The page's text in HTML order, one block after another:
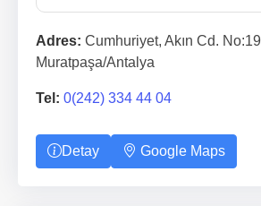
Adres: Cumhuriyet, Akın Cd. No:19
Muratpaşa/Antalya
Tel: 0(242) 334 44 04
Detay Google Maps